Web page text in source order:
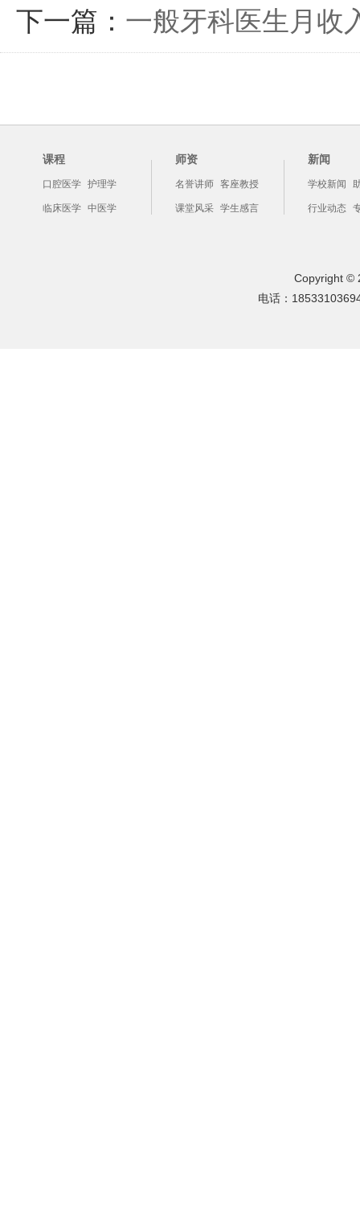
下一篇： 一般牙科医生月收
课程
口腔医学 护理学
临床医学 中医学
师资
名誉讲师 客座教授
课堂风采 学生感言
新闻
学校新闻
行业动态
Copyright ©
电话：